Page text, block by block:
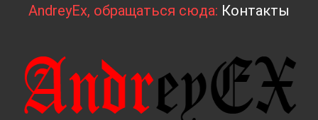
AndreyEx, обращаться сюда: Контакты